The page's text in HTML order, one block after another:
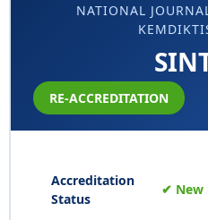
NATIONAL
RE-ACCREDITATION
Accreditation
Status
✔ New